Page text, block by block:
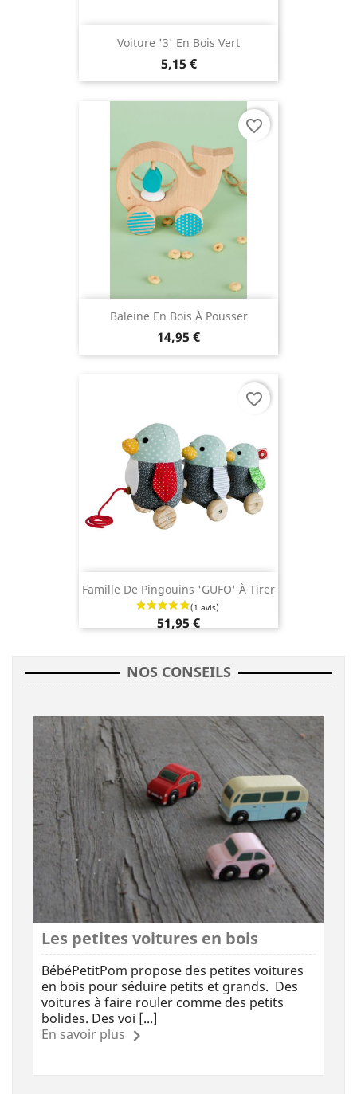
Voiture '3' En Bois Vert
5,15 €
Baleine En Bois À Pousser
14,95 €
favorite_border
Famille De Pingouins 'GUFO' À Tirer
51,95 €
favorite_border
NOS CONSEILS
Les petites voitures en bois
BébéPetitPom propose des petites voitures
en bois pour séduire petits et grands. Des
voitures à faire rouler comme des petits
bolides. Des voi [...]
En savoir plus